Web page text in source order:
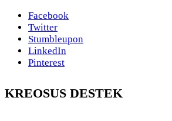
Facebook
Twitter
Stumbleupon
LinkedIn
Pinterest
KREOSUS DESTEK